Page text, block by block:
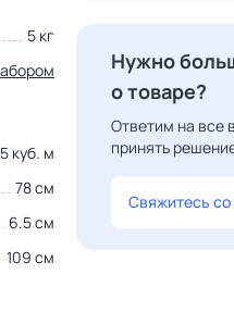
5 кг
куб. м
78 см
6.5 см
109 см
Нужно
о товаре?
Ответим на все
принять
Свяжитесь